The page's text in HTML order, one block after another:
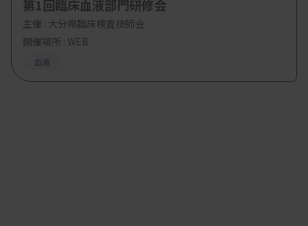
いることに留意する必要がある。
第1回臨床血液部門研修会
主催 : 大分県臨床検査技師会
開催場所 : WEB
血液